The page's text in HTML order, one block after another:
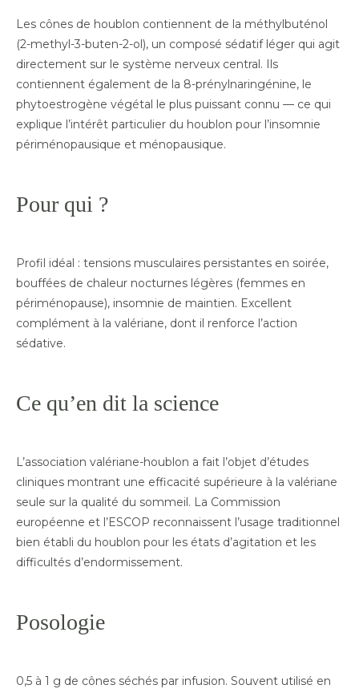
Les cônes de houblon contiennent de la méthylbuténol
(2-methyl-3-buten-2-ol), un composé sédatif léger qui agit
directement sur le système nerveux central. Ils
contiennent également de la 8-prénylnaringénine, le
phytoestrogène végétal le plus puissant connu — ce qui
explique l’intérêt particulier du houblon pour l’insomnie
périménopausique et ménopausique.
Pour qui ?
Profil idéal : tensions musculaires persistantes en soirée,
bouffées de chaleur nocturnes légères (femmes en
périménopause), insomnie de maintien. Excellent
complément à la valériane, dont il renforce l’action
sédative.
Ce qu’en dit la science
L’association valériane-houblon a fait l’objet d’études
cliniques montrant une efficacité supérieure à la valériane
seule sur la qualité du sommeil. La Commission
européenne et l’ESCOP reconnaissent l’usage traditionnel
bien établi du houblon pour les états d’agitation et les
difficultés d’endormissement.
Posologie
0,5 à 1 g de cônes séchés par infusion. Souvent utilisé en